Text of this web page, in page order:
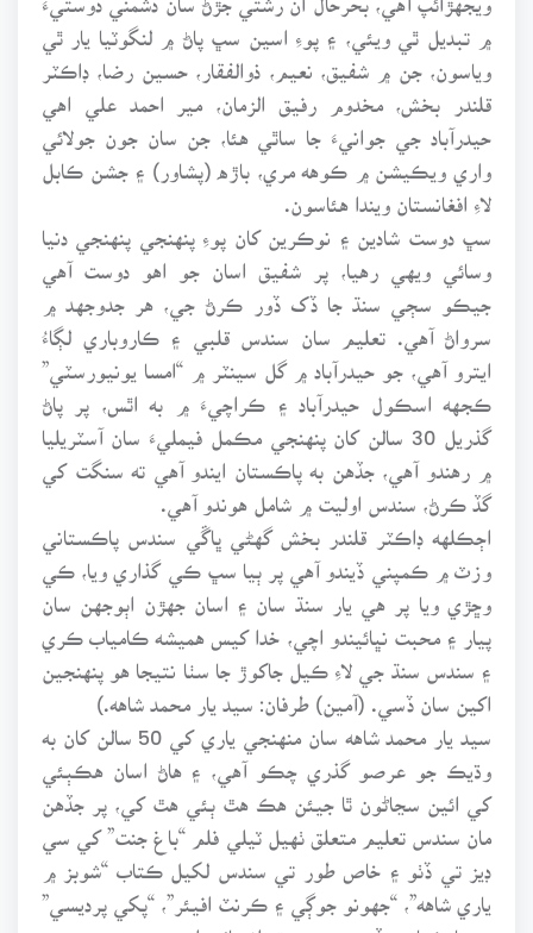
۾ تبديل ٿي ويئي، ۽ پوءِ اسين سڀ پاڻ ۾ لنگوٽيا يار ٿي
وياسون، جن ۾ شفيق، نعيم، ذوالفقار، حسين رضا، ڊاڪٽر
قلندر بخش، مخدوم رفيق الزمان، مير احمد علي اهي
حيدرآباد جي جوانيءَ جا ساٿي هئا، جن سان جون جولائي
واري ويڪيشن ۾ ڪوهه مري، باڙه (پشاور) ۽ جشن ڪابل
لاءِ افغانستان ويندا هئاسون.
سڀ دوست شادين ۽ نوڪرين کان پوءِ پنهنجي پنهنجي دنيا
وسائي ويهي رهيا، پر شفيق اسان جو اهو دوست آهي
جيڪو سڄي سنڌ جا ڏک ڏور ڪرڻ جي، هر جدوجهد ۾
سرواڻ آهي. تعليم سان سندس قلبي ۽ ڪاروباري لڳاءُ
ايترو آهي، جو حيدرآباد ۾ گل سينٽر ۾ “امسا يونيورسٽي”
ڪجهه اسڪول حيدرآباد ۽ ڪراچيءَ ۾ به اٿس، پر پاڻ
گذريل 30 سالن کان پنهنجي مڪمل فيمليءَ سان آسٽريليا
۾ رهندو آهي، جڏهن به پاڪستان ايندو آهي ته سنگت کي
گڏ ڪرڻ، سندس اوليت ۾ شامل هوندو آهي.
اڄڪلهه ڊاڪٽر قلندر بخش گهڻي ڀاڱي سندس پاڪستاني
وزٽ ۾ ڪمپني ڏيندو آهي پر ٻيا سڀ ڪي گذاري ويا، ڪي
وڇڙي ويا پر هي يار سنڌ سان ۽ اسان جهڙن اٻوجهن سان
پيار ۽ محبت نڀائيندو اچي، خدا کيس هميشه ڪامياب ڪري
۽ سندس سنڌ جي لاءِ ڪيل جاکوڙ جا سٺا نتيجا هو پنهنجين
اکين سان ڏسي. (آمين) طرفان: سيد يار محمد شاهه.)
سيد يار محمد شاهه سان منهنجي ياري کي 50 سالن کان به
وڌيڪ جو عرصو گذري چڪو آهي، ۽ هاڻ اسان هڪٻئي
کي ائين سڃاڻون ٿا جيئن هڪ هٿ ٻئي هٿ کي، پر جڏهن
مان سندس تعليم متعلق ٺهيل ٽيلي فلم “باغ جنت” کي سي
ڊيز تي ڏٺو ۽ خاص طور تي سندس لکيل ڪتاب “شوبز ۾
ياري شاهه”، “جهونو جوڳي ۽ ڪرنٽ افيئر”، “پکي پرديسي”
۽ ٻيا ڪتاب جڏهن پڙهيم، ته انتهائي اچرج ۾ پئجي ويس،